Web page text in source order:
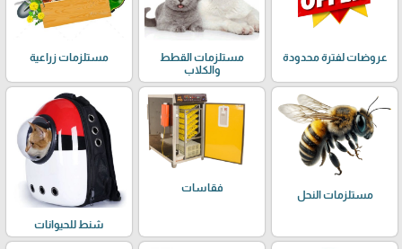
عروضات لفترة محدودة
مستلزمات القطط
والكلاب
مستلزمات زراعية
مستلزمات النحل
فقاسات
شنط للحيوانات